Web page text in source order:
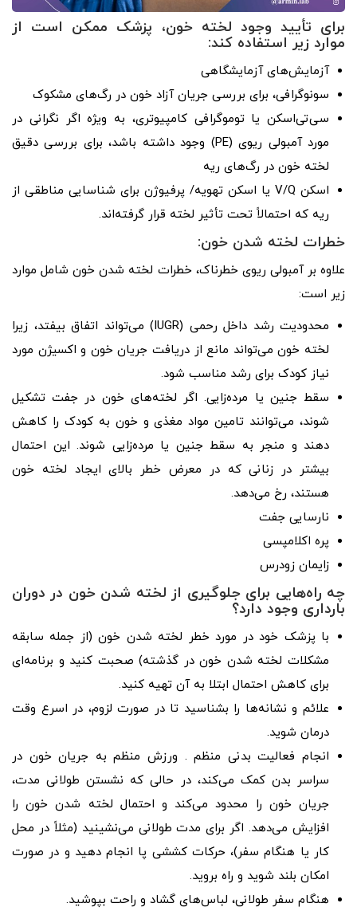
برای تأیید وجود لخته خون، پزشک ممکن است از
موارد زیر استفاده کند:
آزمایش‌های آزمایشگاهی
سونوگرافی، برای بررسی جریان آزاد خون در رگ‌های مشکوک
سی‌تی‌اسکن یا توموگرافی کامپیوتری، به ویژه اگر نگرانی در
مورد آمبولی ریوی (PE) وجود داشته باشد، برای بررسی دقیق
لخته خون در رگ‌های ریه
اسکن V/Q یا اسکن تهویه/ پرفیوژن برای شناسایی مناطقی از
ریه که احتمالاً تحت تأثیر لخته قرار گرفته‌اند.
خطرات لخته شدن خون:
علاوه بر آمبولی ریوی خطرناک، خطرات لخته شدن خون شامل موارد
زیر است:
محدودیت رشد داخل رحمی (IUGR) می‌تواند اتفاق بیفتد، زیرا
لخته خون می‌تواند مانع از دریافت جریان خون و اکسیژن مورد
نیاز کودک برای رشد مناسب شود.
سقط جنین یا مرده‌زایی. اگر لخته‌های خون در جفت تشکیل
شوند، می‌توانند تامین مواد مغذی و خون به کودک را کاهش
دهند و منجر به سقط جنین یا مرده‌زایی شوند. این احتمال
بیشتر در زنانی که در معرض خطر بالای ایجاد لخته خون
هستند، رخ می‌دهد.
نارسایی جفت
پره اکلامپسی
زایمان زودرس
چه راه‌هایی برای جلوگیری از لخته شدن خون در دوران
بارداری وجود دارد؟
با پزشک خود در مورد خطر لخته شدن خون (از جمله سابقه
مشکلات لخته شدن خون در گذشته) صحبت کنید و برنامه‌ای
برای کاهش احتمال ابتلا به آن تهیه کنید.
علائم و نشانه‌ها را بشناسید تا در صورت لزوم، در اسرع وقت
درمان شوید.
انجام فعالیت بدنی منظم . ورزش منظم به جریان خون در
سراسر بدن کمک می‌کند، در حالی که نشستن طولانی مدت،
جریان خون را محدود می‌کند و احتمال لخته شدن خون را
افزایش می‌دهد. اگر برای مدت طولانی می‌نشینید (مثلاً در محل
کار یا هنگام سفر)، حرکات کششی پا انجام دهید و در صورت
امکان بلند شوید و راه بروید.
هنگام سفر طولانی، لباس‌های گشاد و راحت بپوشید.